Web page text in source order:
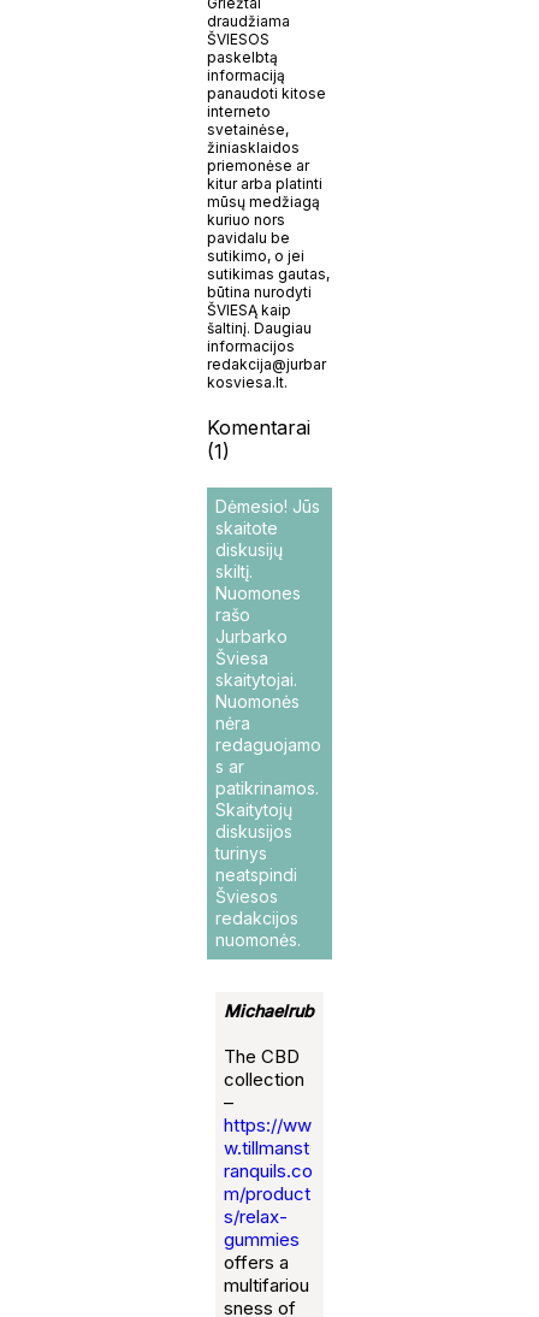
draudžiama
ŠVIESOS
paskelbtą
informaciją
panaudoti kitose
interneto
svetainėse,
žiniasklaidos
priemonėse ar
kitur arba platinti
mūsų medžiagą
kuriuo nors
pavidalu be
sutikimo, o jei
sutikimas gautas,
būtina nurodyti
ŠVIESĄ kaip
šaltinį. Daugiau
informacijos
redakcija@jurbar
kosviesa.lt.
Komentarai
(1)
Dėmesio! Jūs
skaitote
diskusijų
skiltį.
Nuomones
rašo
Jurbarko
Šviesa
skaitytojai.
Nuomonės
nėra
redaguojamo
s ar
patikrinamos.
Skaitytojų
diskusijos
turinys
neatspindi
Šviesos
redakcijos
nuomonės.
Michaelrub
The CBD
collection
–
https://ww
w.tillmanst
ranquils.co
m/product
s/relax-
gummies
offers a
multifariou
sness of